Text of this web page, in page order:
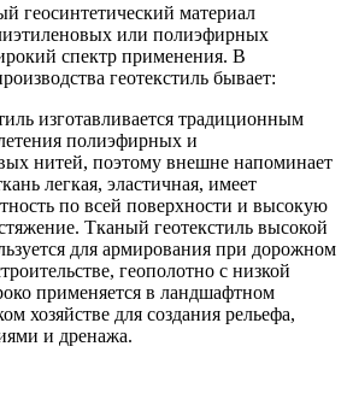
геосинтетический материал
или полиэфирных
спектр применения. В
геотекстиль бывает:
изготавливается традиционным
полиэфирных и
нитей, поэтому внешне напоминает
легкая, эластичная, имеет
по всей поверхности и высокую
Тканый геотекстиль высокой
для армирования при дорожном
геополотно с низкой
применяется в ландшафтном
хозяйстве для создания рельефа,
и дренажа.